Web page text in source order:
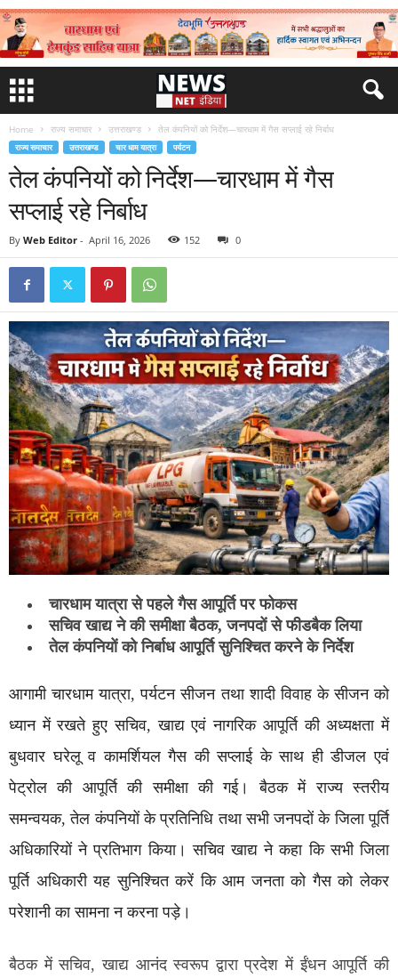
Home राज्य समाचार उत्तराखण्ड तेल कंपनियों को निर्देश—चारधाम में गैस सप्लाई रहे निर्बाध
राज्य समाचार उत्तराखण्ड चार धाम यात्रा पर्यटन
तेल कंपनियों को निर्देश—चारधाम में गैस
सप्लाई रहे निर्बाध
By Web Editor - April 16, 2026 152 0
चारधाम यात्रा से पहले गैस आपूर्ति पर फोकस
सचिव खाद्य ने की समीक्षा बैठक, जनपदों से फीडबैक लिया
तेल कंपनियों को निर्बाध आपूर्ति सुनिश्चित करने के निर्देश
आगामी चारधाम यात्रा, पर्यटन सीजन तथा शादी विवाह के सीजन को
ध्यान में रखते हुए सचिव, खाद्य एवं नागरिक आपूर्ति की अध्यक्षता में
बुधवार घरेलू व कामर्शियल गैस की सप्लाई के साथ ही डीजल एवं
पेट्रोल की आपूर्ति की समीक्षा की गई। बैठक में राज्य स्तरीय
समन्वयक, तेल कंपनियों के प्रतिनिधि तथा सभी जनपदों के जिला पूर्ति
अधिकारियों ने प्रतिभाग किया। सचिव खाद्य ने कहा कि सभी जिला
पूर्ति अधिकारी यह सुनिश्चित करें कि आम जनता को गैस को लेकर
परेशानी का सामना न करना पड़े।
बैठक में सचिव, खाद्य आनंद स्वरूप द्वारा प्रदेश में ईंधन आपूर्ति की